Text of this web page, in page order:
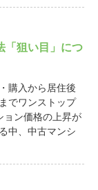
「狙い目」につ
購入から居住後
でワンストップ
ン価格の上昇が
中、中古マンシ